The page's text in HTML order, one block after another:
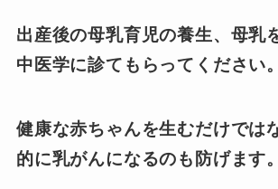
出産後の母乳育児の養生、母乳
中医学に診てもらってください。
健康な赤ちゃんを生むだけでは
的に乳がんになるのも防げます。